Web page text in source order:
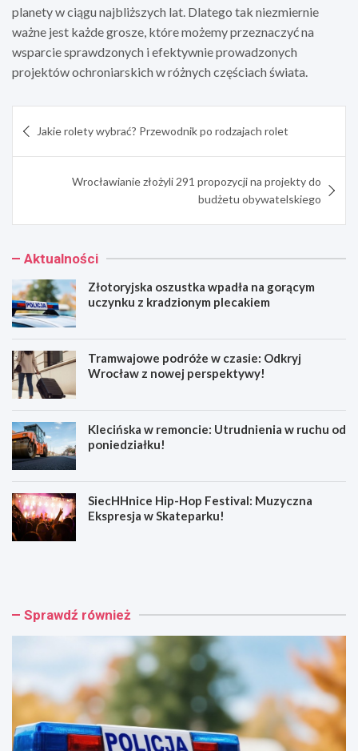
planety w ciągu najbliższych lat. Dlatego tak niezmiernie
ważne jest każde grosze, które możemy przeznaczyć na
wsparcie sprawdzonych i efektywnie prowadzonych
projektów ochroniarskich w różnych częściach świata.
wpisu
Jakie rolety wybrać? Przewodnik po rodzajach rolet
Wrocławianie złożyli 291 propozycji na projekty do
budżetu obywatelskiego
Aktualności
Złotoryjska oszustka wpadła na gorącym
uczynku z kradzionym plecakiem
Tramwajowe podróże w czasie: Odkryj
Wrocław z nowej perspektywy!
Klecińska w remoncie: Utrudnienia w ruchu od
poniedziałku!
SiecHHnice Hip-Hop Festival: Muzyczna
Ekspresja w Skateparku!
Z
r
a
z
T
a
p
r
Sprawdź również